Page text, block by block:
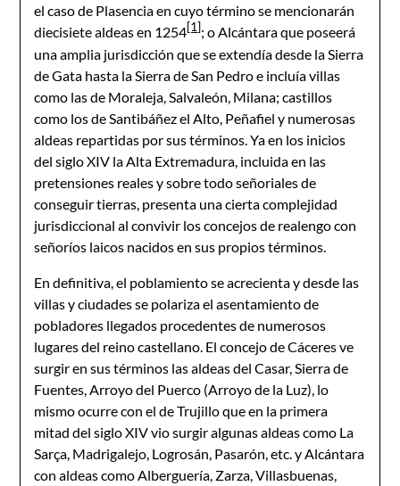
el caso de Plasencia en cuyo término se mencionarán
diecisiete aldeas en 1254[1]; o Alcántara que poseerá
una amplia jurisdicción que se extendía desde la Sierra
de Gata hasta la Sierra de San Pedro e incluía villas
como las de Moraleja, Salvaleón, Milana; castillos
como los de Santibáñez el Alto, Peñafiel y numerosas
aldeas repartidas por sus términos. Ya en los inicios
del siglo XIV la Alta Extremadura, incluida en las
pretensiones reales y sobre todo señoriales de
conseguir tierras, presenta una cierta complejidad
jurisdiccional al convivir los concejos de realengo con
señoríos laicos nacidos en sus propios términos.
En definitiva, el poblamiento se acrecienta y desde las
villas y ciudades se polariza el asentamiento de
pobladores llegados procedentes de numerosos
lugares del reino castellano. El concejo de Cáceres ve
surgir en sus términos las aldeas del Casar, Sierra de
Fuentes, Arroyo del Puerco (Arroyo de la Luz), lo
mismo ocurre con el de Trujillo que en la primera
mitad del siglo XIV vio surgir algunas aldeas como La
Sarça, Madrigalejo, Logrosán, Pasarón, etc. y Alcántara
con aldeas como Alberguería, Zarza, Villasbuenas,